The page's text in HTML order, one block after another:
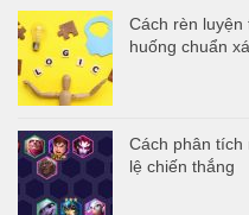
Cách rèn
huống chuẩn
Cách phân
lệ chiến thắng